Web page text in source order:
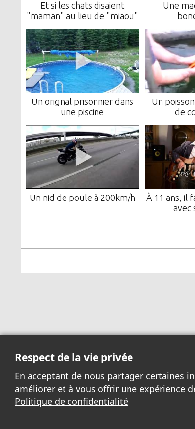
Et si les chats disaient
"maman" au lieu de "miaou"
Une
Un orignal prisonnier dans
une piscine
Un
de
Un nid de poule à 200km/h
À 11 ans, il
avec
Respect de la vie privée
En acceptant de nous partager certaines
améliorer et à vous offrir une expérience
Politique de confidentialité